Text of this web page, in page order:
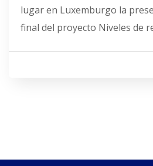
lugar en Luxemburgo la
final del proyecto Niveles de